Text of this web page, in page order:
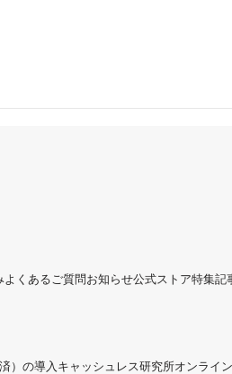
よくあるご質問お知らせ公式ストア特集記
）の導入キャッシュレス研究所オンライ